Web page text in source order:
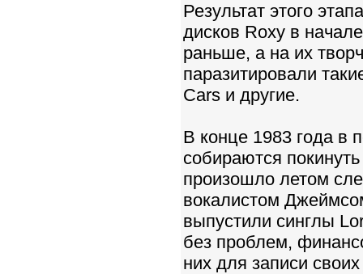
Результат этого
дисков Roxy в
раньше, а на их
паразитировали
Cars и другие.
В конце 1983 года в
собираются
произошло летом
вокалистом
выпустили синглы
без проблем,
них для записи